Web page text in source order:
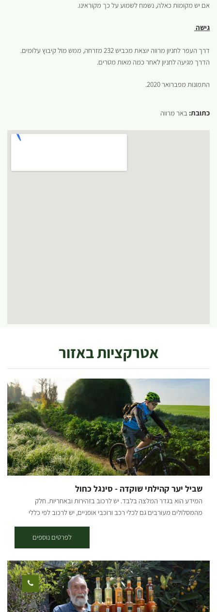
אם יש מקומות כאלה, נשמח לשמוע על כך מקוראינו.
גישה
דרך העפר לחניון מרווה יוצאת מכביש 232 מזרחה, ממש מול קיבוץ עלומים.
הדרך מגיעה לחניון לאחר כמה מאות מטרים.
התמונות מפברואר 2020.
כתובת: באר מרווה
אטרקציות באזור
שביל יער קהילתי שוקדה - סינגל כחול
המידע הוא בגדר המלצה בלבד. יש לרכוב בזהירות ובאחריות. חלק
מהמסלולים מעורבים גם לכלי רכב ורוכבי אופניים, יש לרכוב לפי כללי
ק"מ נקודת התחלה וסיום: ניתן לצאת למסלול משתי נקודות התחלה וסיום -
בארי ויער שוקדה (המסלול הינו מעגלי, חד-כיווני עם כיוון השעון). תקציר על
אזור הטיול: המסלול עובר בפינות הרחוקות והפורחות ביער שוקדה, הסינגל
משולט בשטח באמצעות עמודי עץ שעליהם לוח קטן בצבע כחול עם רוכב
אופניים במרכזו. תקציר המסלול: * יציאה מבארי - נרכב בדרך העפר
המקבילה לכביש הכניסה לבארי לכיוון כביש 232, נחצה וניכנס לדרך מצד
ימין, שם נראה שילוט של הסינגל. לאחר 200 מ' בסינגל נגיע לפיצול שבו
לפרטים נוספים